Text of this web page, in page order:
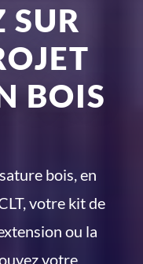
SUR
BOIS
bois, en
votre kit de
ou la
votre